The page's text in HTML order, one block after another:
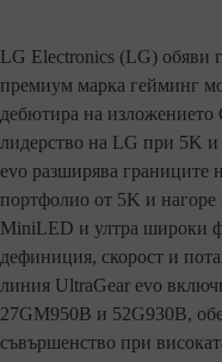
LG Electronics (LG) обяви
премиум марка гейминг
дебютира на изложението
лидерство на LG при 5K
evo разширява границите
портфолио от 5K и
MiniLED и ултра широки
дефиниция, скорост и
линия UltraGear evo
27GM950B и 52G930B,
съвършенство при